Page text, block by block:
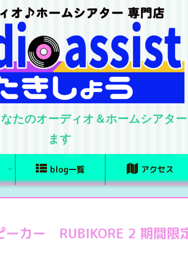
たのオーディオ＆ホームシアタ
ます
blog一覧 アクセス
ーカー RUBIKORE 2 期間限